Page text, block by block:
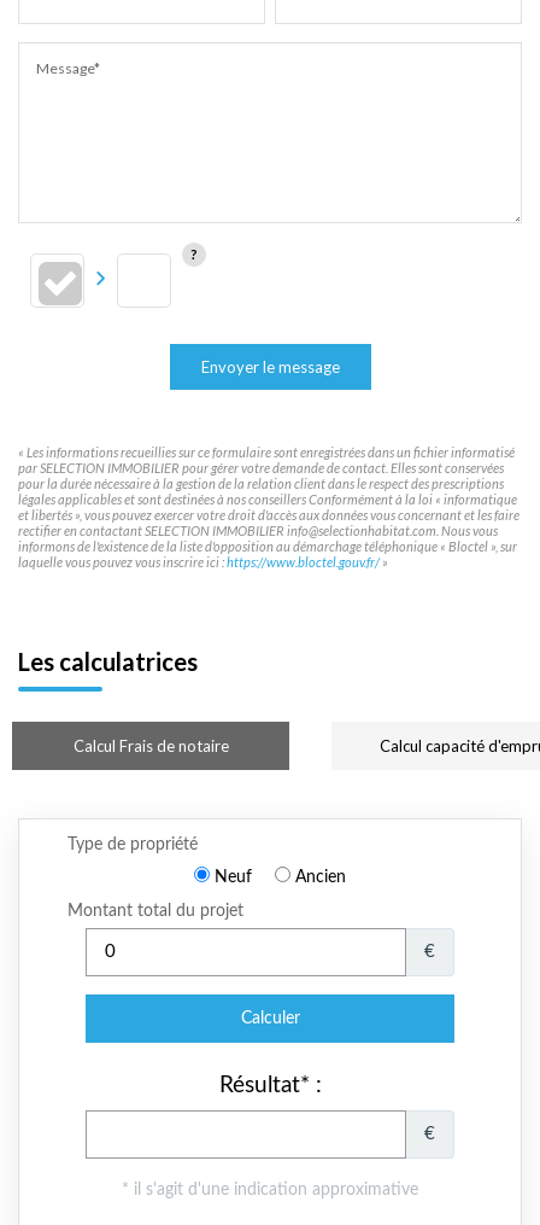
Message*
Envoyer le message
« Les informations recueillies sur ce formulaire sont enregistrées dans un fichier informatisé
par SELECTION IMMOBILIER pour gérer votre demande de contact. Elles sont conservées
pour la durée nécessaire à la gestion de la relation client dans le respect des prescriptions
légales applicables et sont destinées à nos conseillers Conformément à la loi « informatique
et libertés », vous pouvez exercer votre droit d'accès aux données vous concernant et les faire
rectifier en contactant SELECTION IMMOBILIER info@selectionhabitat.com. Nous vous
informons de l'existence de la liste d'opposition au démarchage téléphonique « Bloctel », sur
laquelle vous pouvez vous inscrire ici :https://www.bloctel.gouv.fr/»
Les calculatrices
Calcul Frais de notaire Calcul capacité